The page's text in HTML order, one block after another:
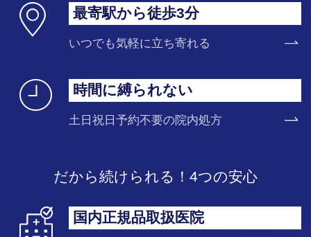
最寄駅から徒歩3分
いつでも気軽に立ち寄れる
時間に縛られない
土日祝日予約不要の院内処方
だから続けられる！4つの安心
国内正規品取扱医院